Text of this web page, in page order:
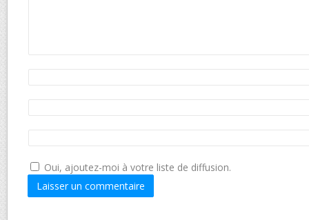
Oui, ajoutez-moi à votre liste de diffusion.